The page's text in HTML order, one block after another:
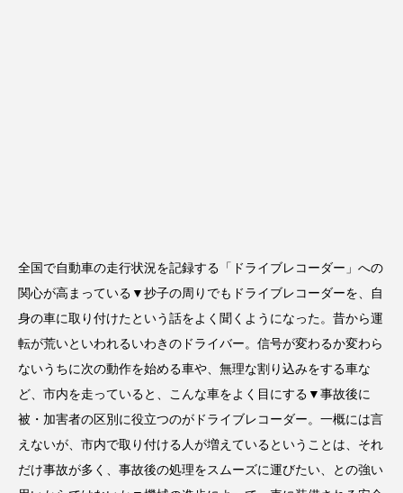
全国で自動車の走行状況を記録する「ドライブレコーダー」への
関心が高まっている▼抄子の周りでもドライブレコーダーを、自
身の車に取り付けたという話をよく聞くようになった。昔から運
転が荒いといわれるいわきのドライバー。信号が変わるか変わら
ないうちに次の動作を始める車や、無理な割り込みをする車な
ど、市内を走っていると、こんな車をよく目にする▼事故後に
被・加害者の区別に役立つのがドライブレコーダー。一概には言
えないが、市内で取り付ける人が増えているということは、それ
だけ事故が多く、事故後の処理をスムーズに運びたい、との強い